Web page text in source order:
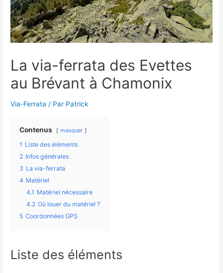
La via-ferrata des Evettes
au Brévant à Chamonix
Via-Ferrata / Par Patrick
Contenus masquer
1 Liste des éléments
2 Infos générales
3 La via-ferrata
4 Matériel
4.1 Matériel nécessaire
4.2 Où louer du matériel ?
5 Coordonnées GPS
Liste des éléments